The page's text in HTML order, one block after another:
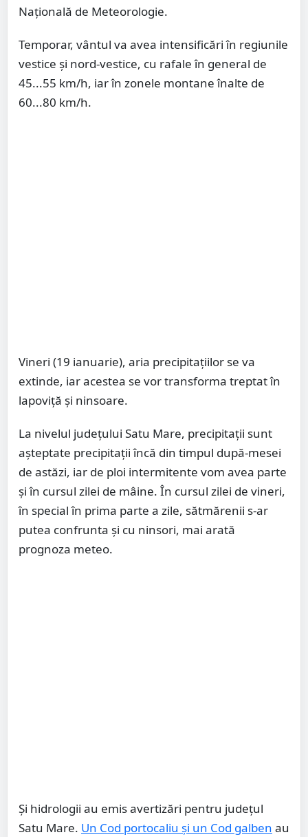
Națională de Meteorologie.
Temporar, vântul va avea intensificări în regiunile
vestice și nord-vestice, cu rafale în general de
45...55 km/h, iar în zonele montane înalte de
60...80 km/h.
Vineri (19 ianuarie), aria precipitațiilor se va
extinde, iar acestea se vor transforma treptat în
lapoviță și ninsoare.
La nivelul județului Satu Mare, precipitații sunt
așteptate precipitații încă din timpul după-mesei
de astăzi, iar de ploi intermitente vom avea parte
și în cursul zilei de mâine. În cursul zilei de vineri,
în special în prima parte a zile, sătmărenii s-ar
putea confrunta și cu ninsori, mai arată
prognoza meteo.
Și hidrologii au emis avertizări pentru județul
Satu Mare. Un Cod portocaliu și un Cod galben au